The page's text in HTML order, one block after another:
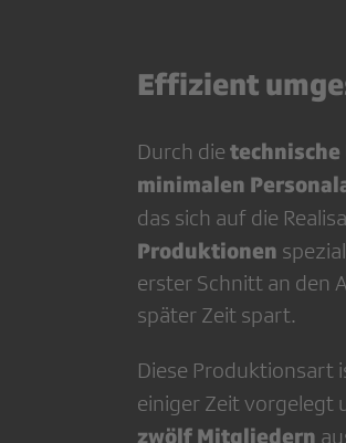
Effizient
Durch die
minimalen
das sich auf die
Produktionen
erster Schnitt an den
später Zeit spart.
Diese Produktionsart
einiger Zeit vorgelegt
zwölf Mitgliedern